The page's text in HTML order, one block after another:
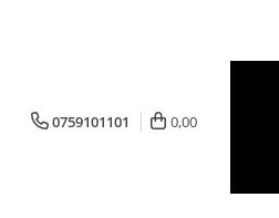
0759101101 0,00